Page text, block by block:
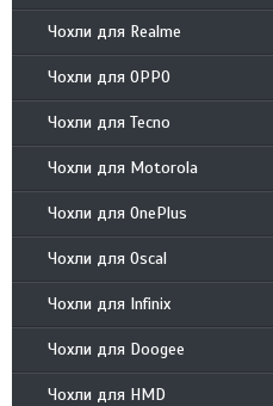
Чохли для Realme
Чохли для OPPO
Чохли для Tecno
Чохли для Motorola
Чохли для OnePlus
Чохли для Oscal
Чохли для Infinix
Чохли для Doogee
Чохли для HMD